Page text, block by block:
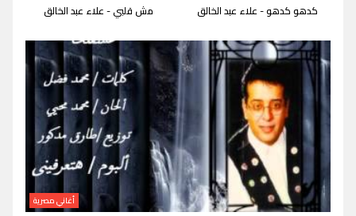
كدهو كدهو - علاء عبد الخالق مش قلبي - علاء عبد الخالق
أغاني مصرية